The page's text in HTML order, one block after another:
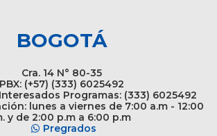
BOGOTÁ
Cra. 14 N° 80-35
PBX: (+57) (333) 6025492
Programas: (333) 6025492
lunes a viernes de 7:00 a.m - 12:00
y de 2:00 p.m a 6:00 p.m
Pregrados